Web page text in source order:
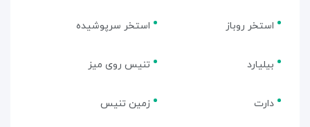
استخر روباز استخر سرپوشیده
بیلیارد تنیس روی میز
دارت زمین تنیس